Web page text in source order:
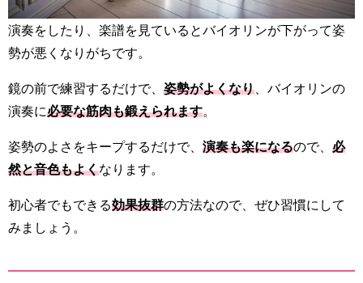
演奏をしたり、楽譜を見ているとバイオリンが下がって姿
勢が悪くなりがちです。
鏡の前で練習するだけで、 姿勢がよくなり 、バイオリンの
演奏に必要な筋肉も鍛えられます。
姿勢のよさをキープするだけで、 演奏も楽になるので、 必
然と音色もよくなります。
初心者でもできる効果抜群の方法なので、ぜひ習慣にして
みましょう。